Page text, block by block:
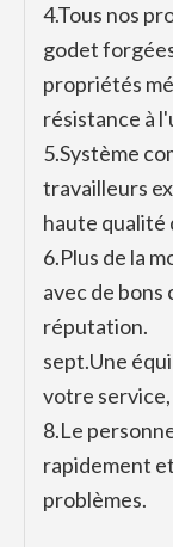
4.Tous nos
godet
propriétés
résistance à
5.Système
travailleurs
haute qualité
6.Plus de la
avec de
réputation.
sept.Une
votre
8.Le
rapidement
problèmes.